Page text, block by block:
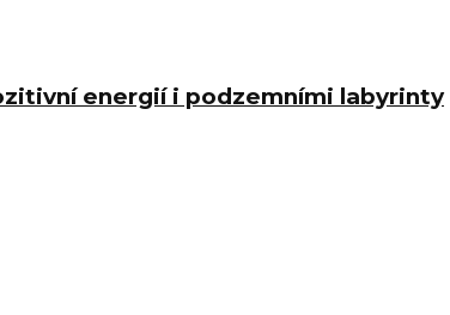
energií i podzemními labyrinty